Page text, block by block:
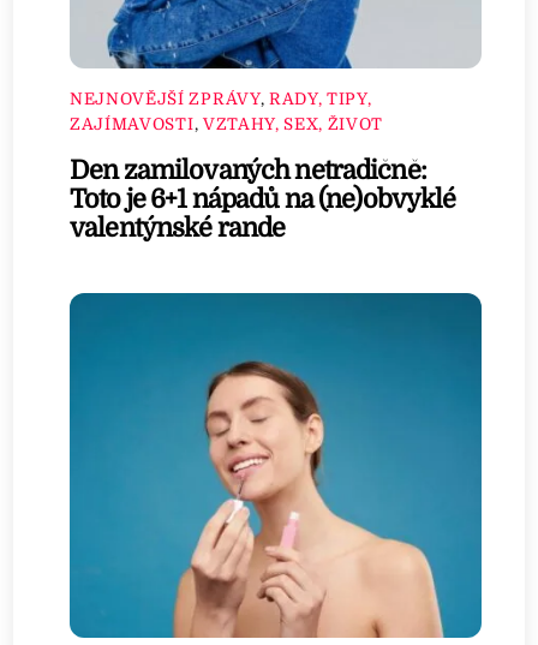
NEJNOVĚJŠÍ ZPRÁVY, RADY, TIPY,
ZAJÍMAVOSTI, VZTAHY, SEX, ŽIVOT
Den zamilovaných netradičně:
Toto je 6+1 nápadů na (ne)obvyklé
valentýnské rande